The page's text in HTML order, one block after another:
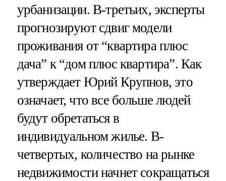
урбанизации. В-третьих, эксперты
прогнозируют сдвиг модели
проживания от “квартира плюс
дача” к “дом плюс квартира”. Как
утверждает Юрий Крупнов, это
означает, что все больше людей
будут обретаться в
индивидуальном жилье. В-
четвертых, количество на рынке
недвижимости начнет сокращаться